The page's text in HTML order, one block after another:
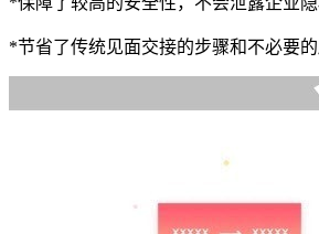
*节省了传统见面交接的步骤和不必要